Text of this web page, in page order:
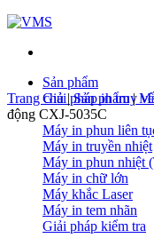
Sản phẩm
Giải pháp in truy
Máy in phun liên
Máy in truyền nhiệt
Máy in phun nhiệt
Máy in chữ lớn
Máy khắc Laser
Máy in tem nhãn
Giải pháp kiểm tra
Trang chủ|Sản phẩm|
động CXJ-5035C